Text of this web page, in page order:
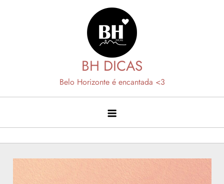
BH DICAS
Belo Horizonte é encantada <3